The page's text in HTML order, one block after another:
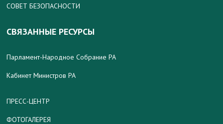
СОВЕТ БЕЗОПАСНОСТИ
СВЯЗАННЫЕ РЕСУРСЫ
Парламент-Народное Собрание РА
Кабинет Министров РА
ПРЕСС-ЦЕНТР
ФОТОГАЛЕРЕЯ